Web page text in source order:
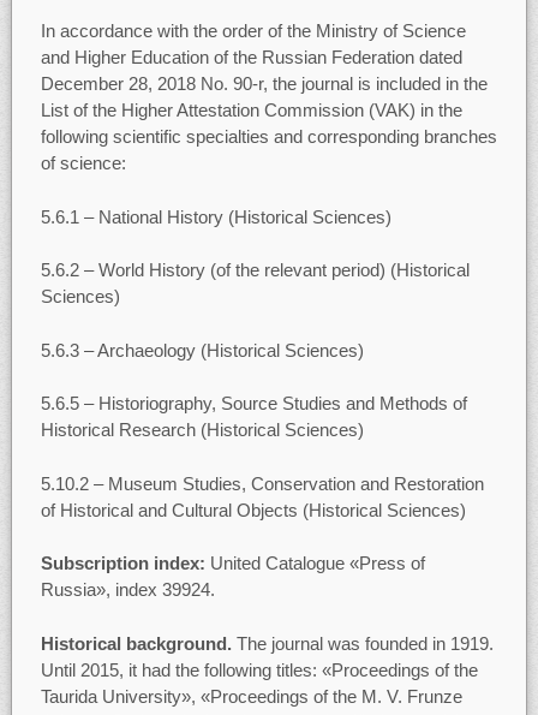
In accordance with the order of the Ministry of Science
and Higher Education of the Russian Federation dated
December 28, 2018 No. 90-r, the journal is included in the
List of the Higher Attestation Commission (VAK) in the
following scientific specialties and corresponding branches
of science:
5.6.1 – National History (Historical Sciences)
5.6.2 – World History (of the relevant period) (Historical
Sciences)
5.6.3 – Archaeology (Historical Sciences)
5.6.5 – Historiography, Source Studies and Methods of
Historical Research (Historical Sciences)
5.10.2 – Museum Studies, Conservation and Restoration
of Historical and Cultural Objects (Historical Sciences)
Subscription index: United Catalogue «Press of
Russia», index 39924.
Historical background.The journal was founded in 1919.
Until 2015, it had the following titles: «Proceedings of the
Taurida University», «Proceedings of the M. V. Frunze